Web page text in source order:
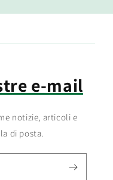
e-mail
notizie, articoli e
di posta.